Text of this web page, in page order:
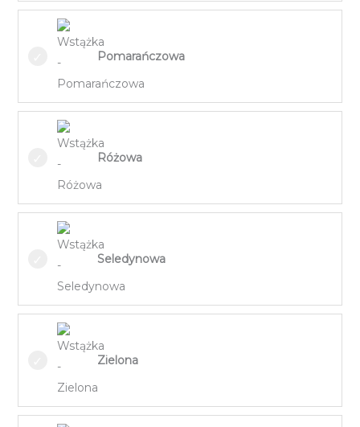
Pomarańczowa
Różowa
Seledynowa
Zielona